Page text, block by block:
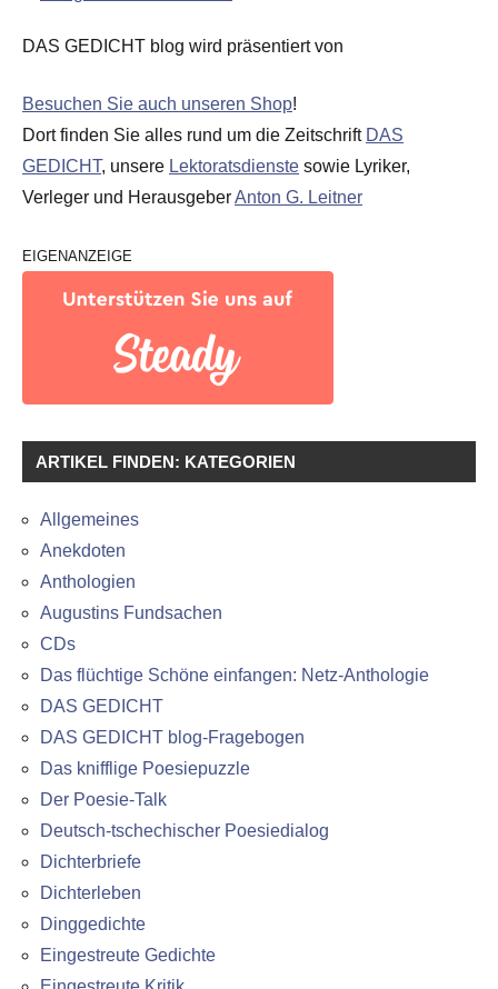
DAS GEDICHT blog wird präsentiert von
Besuchen Sie auch unseren Shop!
Dort finden Sie alles rund um die Zeitschrift DAS
GEDICHT, unsere Lektoratsdienste sowie Lyriker,
Verleger und HerausgeberAnton G. Leitner
EIGENANZEIGE
ARTIKEL FINDEN: KATEGORIEN
Allgemeines
Anekdoten
Anthologien
Augustins Fundsachen
CDs
Das flüchtige Schöne einfangen: Netz-Anthologie
DAS GEDICHT
DAS GEDICHT blog-Fragebogen
Das knifflige Poesiepuzzle
Der Poesie-Talk
Deutsch-tschechischer Poesiedialog
Dichterbriefe
Dichterleben
Dinggedichte
Eingestreute Gedichte